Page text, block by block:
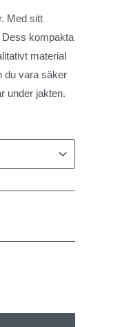
Med sitt
Dess kompakta
material
du vara säker
under jakten.